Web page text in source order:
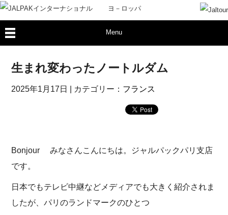
Menu
生まれ変わったノートルダム
2025年1月17日 | カテゴリー： フランス
Bonjour みなさんこんにちは。ジャルパックパリ支店
です。
日本でもテレビ中継などメディアでも大きく紹介されま
したが、パリのランドマークのひとつ